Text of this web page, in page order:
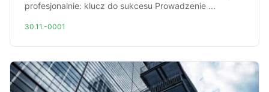
profesjonalnie: klucz do sukcesu Prowadzenie ...
30.11.-0001